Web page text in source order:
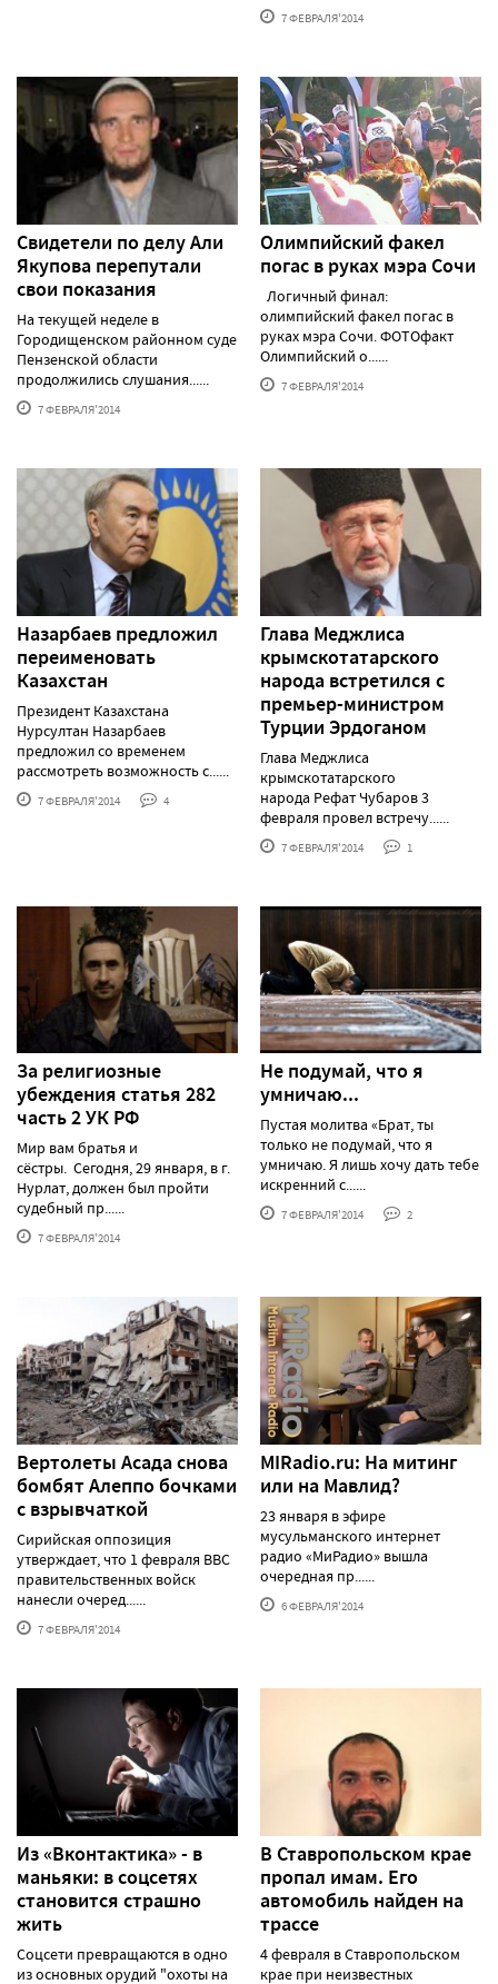
7 ФЕВРАЛЯ'2014
Свидетели по делу Али
Якупова перепутали
свои показания
На текущей неделе в
Городищенском районном суде
Пензенской области
продолжились слушания......
7 ФЕВРАЛЯ'2014
Олимпийский факел
погас в руках мэра Сочи
Логичный финал:
олимпийский факел погас в
руках мэра Сочи. ФОТОфакт
Олимпийский о......
7 ФЕВРАЛЯ'2014
Назарбаев предложил
переименовать
Казахстан
Президент Казахстана
Нурсултан Назарбаев
предложил со временем
рассмотреть возможность с......
7 ФЕВРАЛЯ'2014 4
Глава Меджлиса
крымскотатарского
народа встретился с
премьер-министром
Турции Эрдоганом
Глава Меджлиса
крымскотатарского
народа Рефат Чубаров 3
февраля провел встречу......
7 ФЕВРАЛЯ'2014 1
За религиозные
убеждения статья 282
часть 2 УК РФ
Мир вам братья и
сёстры. Сегодня, 29 января, в г.
Нурлат, должен был пройти
судебный пр......
7 ФЕВРАЛЯ'2014
Не подумай, что я
умничаю...
Пустая молитва «Брат, ты
только не подумай, что я
умничаю. Я лишь хочу дать тебе
искренний с......
7 ФЕВРАЛЯ'2014 2
Вертолеты Асада снова
бомбят Алеппо бочками
с взрывчаткой
Сирийская оппозиция
утверждает, что 1 февраля ВВС
правительственных войск
нанесли очеред......
7 ФЕВРАЛЯ'2014
MIRadio.ru: На митинг
или на Мавлид?
23 января в эфире
мусульманского интернет
радио «МиРадио» вышла
очередная пр......
6 ФЕВРАЛЯ'2014
Из «Вконтактика» - в
маньяки: в соцсетях
становится страшно
жить
Соцсети превращаются в одно
из основных орудий "охоты на
В Ставропольском крае
пропал имам. Его
автомобиль найден на
трассе
4 февраля в Ставропольском
крае при неизвестных